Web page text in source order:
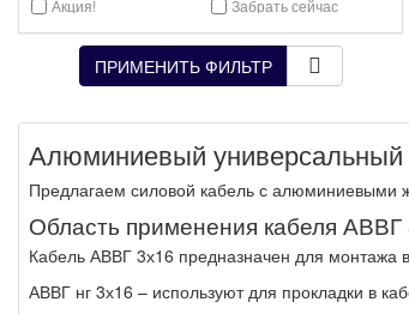
Акция!
Забрать сейчас
ПРИМЕНИТЬ ФИЛЬТР
Алюминиевый
Предлагаем силовой кабель с алюминиевыми
Область применения кабеля АВВГ
Кабель АВВГ 3х16 предназначен для монтажа
АВВГ нг 3х16 – используют для прокладки в